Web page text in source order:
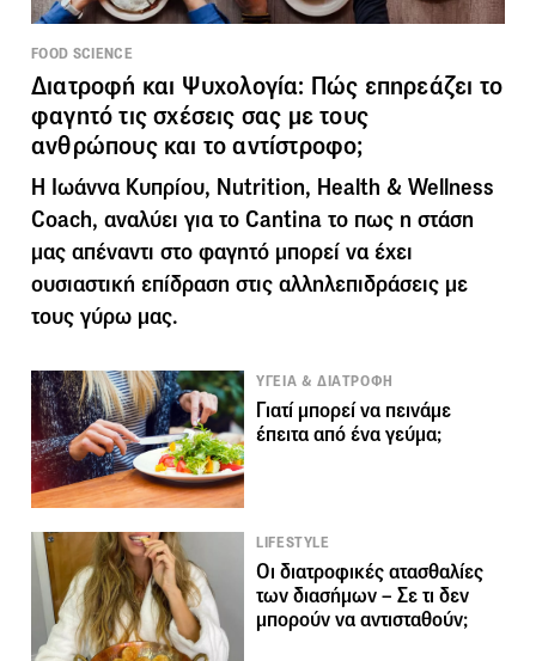
FOOD SCIENCE
Διατροφή και Ψυχολογία: Πώς επηρεάζει το
φαγητό τις σχέσεις σας με τους
ανθρώπους και το αντίστροφο;
H Ιωάννα Κυπρίου, Nutrition, Health & Wellness
Coach, αναλύει για το Cantina το πως η στάση
μας απέναντι στο φαγητό μπορεί να έχει
ουσιαστική επίδραση στις αλληλεπιδράσεις με
τους γύρω μας.
ΥΓΕΙΑ & ΔΙΑΤΡΟΦΗ
Γιατί μπορεί να πεινάμε
έπειτα από ένα γεύμα;
LIFESTYLE
Οι διατροφικές ατασθαλίες
των διασήμων – Σε τι δεν
μπορούν να αντισταθούν;